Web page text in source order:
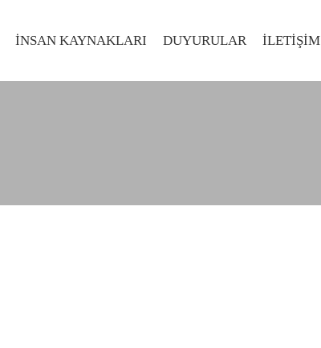
İNSAN KAYNAKLARI DUYURULAR İLETIŞIM